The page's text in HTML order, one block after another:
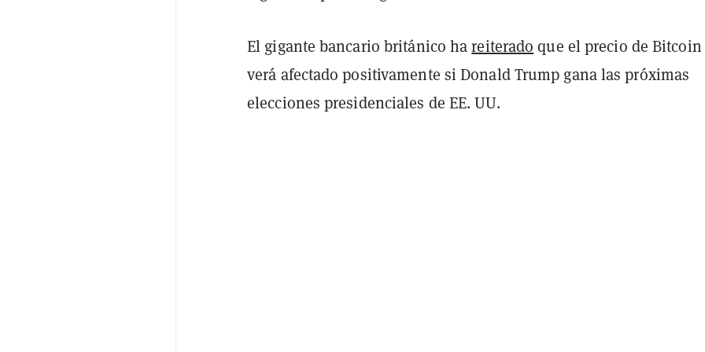
El gigante bancario británico hareiterado que el precio de Bitcoin
verá afectado positivamente si Donald Trump gana las próximas
elecciones presidenciales de EE. UU.